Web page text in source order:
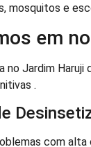
mosquitos e
em
no Jardim
.
com